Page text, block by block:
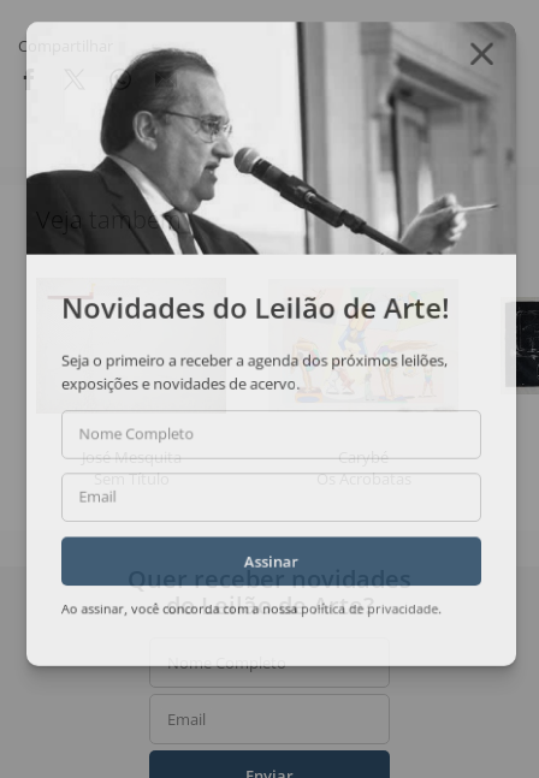
Compartilhar
Veja também
José Mesquita
Sem Título
Carybé
Os Acrobatas
Novidades do Leilão de Arte!
Seja o primeiro a receber a agenda dos próximos leilões,
exposições e novidades de acervo.
Nome Completo
Email
Assinar
Ao assinar, você concorda com a nossapolítica de privacidade
Quer receber novidades
do Leilão de Arte?
Nome Completo
Email